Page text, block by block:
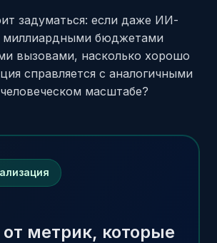
задуматься: если даже ИИ-
миллиардными бюджетами
вызовами, насколько хорошо
справляется с аналогичными
масштабе?
от метрик, которые